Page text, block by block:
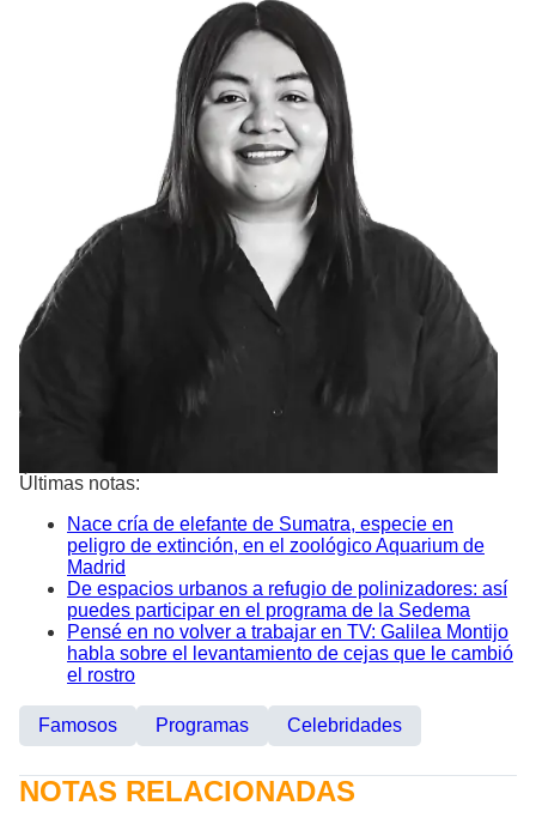
Últimas notas:
Nace cría de elefante de Sumatra, especie en
peligro de extinción, en el zoológico Aquarium de
Madrid
De espacios urbanos a refugio de polinizadores: así
puedes participar en el programa de la Sedema
Pensé en no volver a trabajar en TV: Galilea Montijo
habla sobre el levantamiento de cejas que le cambió
el rostro
Famosos Programas Celebridades
NOTAS RELACIONADAS